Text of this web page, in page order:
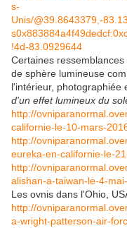
s-
Unis/@39.8643379,-
!4d-83.0929644
Certaines
de sphère lumineuse
l'intérieur, photographiée
d'un effet lumineux du
http://
californie-le-10-mars-
http://
eureka-en-californie-le-
http://
alishan-a-taiwan-le-4-
Les ovnis dans l'Ohio,
http://
a-wright-patterson-air-